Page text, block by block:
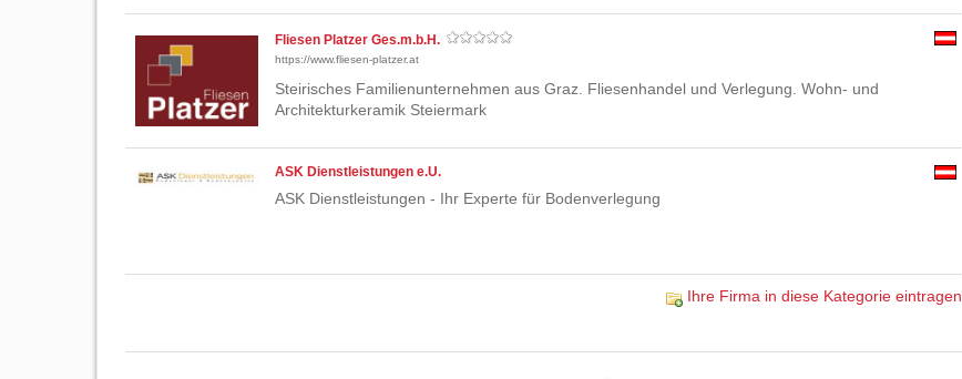
Fliesen Platzer Ges.m.b.H.
https://www.fliesen-platzer.at
Steirisches Familienunternehmen aus Graz. Fliesenhandel und Verlegung. Wohn- und
Architekturkeramik Steiermark
ASK Dienstleistungen e.U.
ASK Dienstleistungen - Ihr Experte für Bodenverlegung
Ihre Firma in diese Kategorie eintragen